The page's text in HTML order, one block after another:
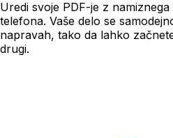
Uredi svoje PDF-je z
telefona. Vaše delo se
napravah, tako da lahko
drugi.